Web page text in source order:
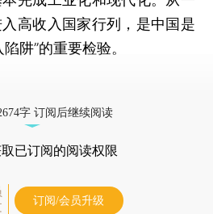
高收入国家行列，是中国是
阱”的重要检验。
字 订阅后继续阅读
取已订阅的阅读权限
订阅/会员升级